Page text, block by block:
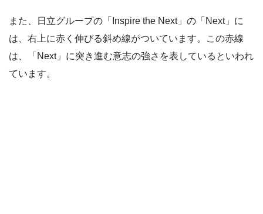
また、日立グループの「Inspire the Next」の「Next」に
は、右上に赤く伸びる斜め線がついています。この赤線
は、「Next」に突き進む意志の強さを表しているといわれ
ています。